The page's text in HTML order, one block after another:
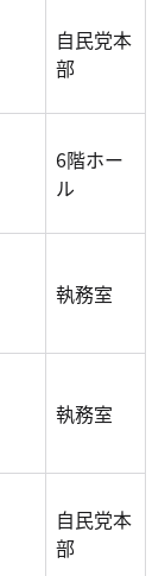
自民党本
部
6階ホー
ル
執務室
執務室
自民党本
部